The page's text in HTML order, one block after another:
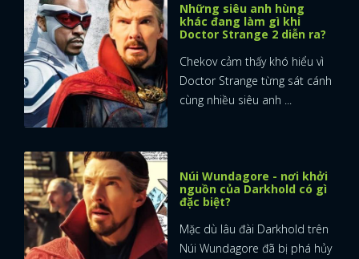
Những siêu anh hùng
khác đang làm gì khi
Doctor Strange 2 diễn ra?
Chekov cảm thấy khó hiểu vì
Doctor Strange từng sát cánh
cùng nhiều siêu anh ...
Núi Wundagore - nơi khởi
nguồn của Darkhold có gì
đặc biệt?
Mặc dù lâu đài Darkhold trên
Núi Wundagore đã bị phá hủy